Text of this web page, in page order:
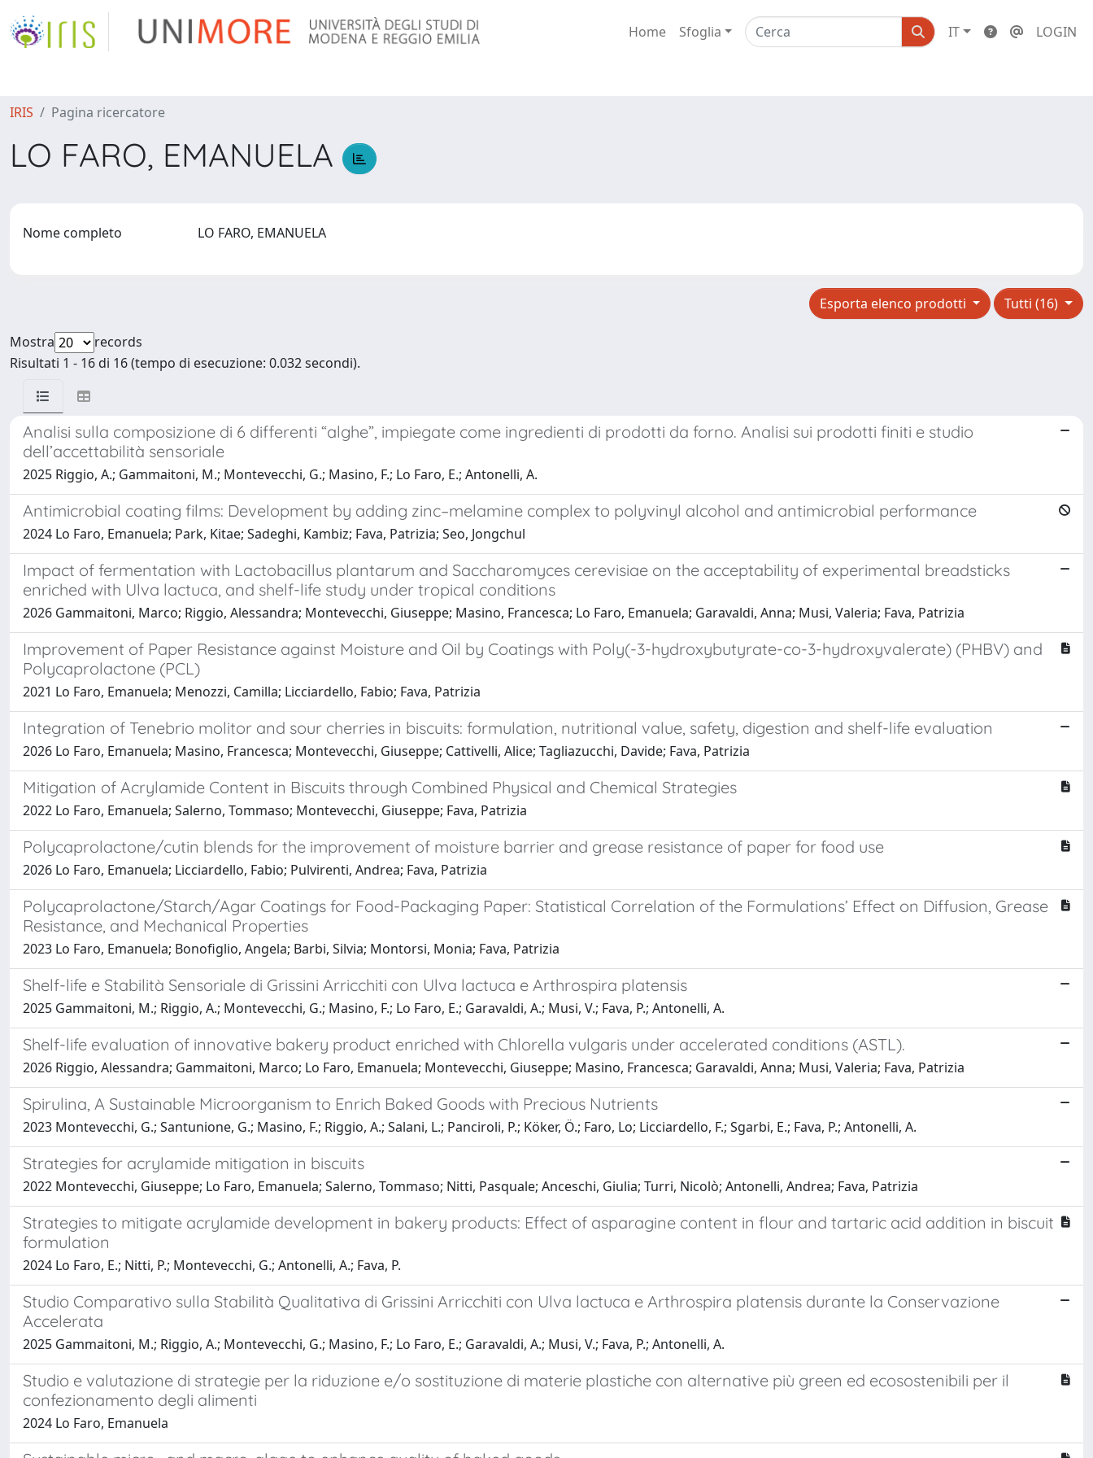
Home Sfoglia IT LOGIN
IRIS Pagina ricercatore
LO FARO, EMANUELA
Nome completo LO FARO, EMANUELA
Tutti (16)
Esporta elenco prodotti
Mostra
records
Risultati 1 - 16 di 16 (tempo di esecuzione: 0.032 secondi).
Analisi sulla composizione di 6 differenti “alghe”, impiegate come ingredienti di prodotti da forno. Analisi sui prodotti finiti e studio
dell’accettabilità sensoriale
2025 Riggio, A.; Gammaitoni, M.; Montevecchi, G.; Masino, F.; Lo Faro, E.; Antonelli, A.
Antimicrobial coating films: Development by adding zinc–melamine complex to polyvinyl alcohol and antimicrobial performance
2024 Lo Faro, Emanuela; Park, Kitae; Sadeghi, Kambiz; Fava, Patrizia; Seo, Jongchul
Impact of fermentation with Lactobacillus plantarum and Saccharomyces cerevisiae on the acceptability of experimental breadsticks
enriched with Ulva lactuca, and shelf-life study under tropical conditions
2026 Gammaitoni, Marco; Riggio, Alessandra; Montevecchi, Giuseppe; Masino, Francesca; Lo Faro, Emanuela; Garavaldi, Anna; Musi, Valeria; Fava, Patrizia
Improvement of Paper Resistance against Moisture and Oil by Coatings with Poly(-3-hydroxybutyrate-co-3-hydroxyvalerate) (PHBV) and
Polycaprolactone (PCL)
2021 Lo Faro, Emanuela; Menozzi, Camilla; Licciardello, Fabio; Fava, Patrizia
Integration of Tenebrio molitor and sour cherries in biscuits: formulation, nutritional value, safety, digestion and shelf-life evaluation
2026 Lo Faro, Emanuela; Masino, Francesca; Montevecchi, Giuseppe; Cattivelli, Alice; Tagliazucchi, Davide; Fava, Patrizia
Mitigation of Acrylamide Content in Biscuits through Combined Physical and Chemical Strategies
2022 Lo Faro, Emanuela; Salerno, Tommaso; Montevecchi, Giuseppe; Fava, Patrizia
Polycaprolactone/cutin blends for the improvement of moisture barrier and grease resistance of paper for food use
2026 Lo Faro, Emanuela; Licciardello, Fabio; Pulvirenti, Andrea; Fava, Patrizia
Polycaprolactone/Starch/Agar Coatings for Food-Packaging Paper: Statistical Correlation of the Formulations’ Effect on Diffusion, Grease
Resistance, and Mechanical Properties
2023 Lo Faro, Emanuela; Bonofiglio, Angela; Barbi, Silvia; Montorsi, Monia; Fava, Patrizia
Shelf-life e Stabilità Sensoriale di Grissini Arricchiti con Ulva lactuca e Arthrospira platensis
2025 Gammaitoni, M.; Riggio, A.; Montevecchi, G.; Masino, F.; Lo Faro, E.; Garavaldi, A.; Musi, V.; Fava, P.; Antonelli, A.
Shelf-life evaluation of innovative bakery product enriched with Chlorella vulgaris under accelerated conditions (ASTL).
2026 Riggio, Alessandra; Gammaitoni, Marco; Lo Faro, Emanuela; Montevecchi, Giuseppe; Masino, Francesca; Garavaldi, Anna; Musi, Valeria; Fava, Patrizia
Spirulina, A Sustainable Microorganism to Enrich Baked Goods with Precious Nutrients
2023 Montevecchi, G.; Santunione, G.; Masino, F.; Riggio, A.; Salani, L.; Panciroli, P.; Köker, Ö.; Faro, Lo; Licciardello, F.; Sgarbi, E.; Fava, P.; Antonelli, A.
Strategies for acrylamide mitigation in biscuits
2022 Montevecchi, Giuseppe; Lo Faro, Emanuela; Salerno, Tommaso; Nitti, Pasquale; Anceschi, Giulia; Turri, Nicolò; Antonelli, Andrea; Fava, Patrizia
Strategies to mitigate acrylamide development in bakery products: Effect of asparagine content in flour and tartaric acid addition in biscuit
formulation
2024 Lo Faro, E.; Nitti, P.; Montevecchi, G.; Antonelli, A.; Fava, P.
Studio Comparativo sulla Stabilità Qualitativa di Grissini Arricchiti con Ulva lactuca e Arthrospira platensis durante la Conservazione
Accelerata
2025 Gammaitoni, M.; Riggio, A.; Montevecchi, G.; Masino, F.; Lo Faro, E.; Garavaldi, A.; Musi, V.; Fava, P.; Antonelli, A.
Studio e valutazione di strategie per la riduzione e/o sostituzione di materie plastiche con alternative più green ed ecosostenibili per il
confezionamento degli alimenti
2024 Lo Faro, Emanuela